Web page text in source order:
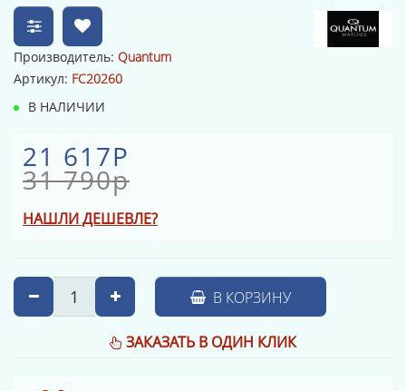
Производитель: Quantum
Артикул: FC20260
В НАЛИЧИИ
21 617Р
31 790р
НАШЛИ ДЕШЕВЛЕ?
В КОРЗИНУ
ЗАКАЗАТЬ В ОДИН КЛИК